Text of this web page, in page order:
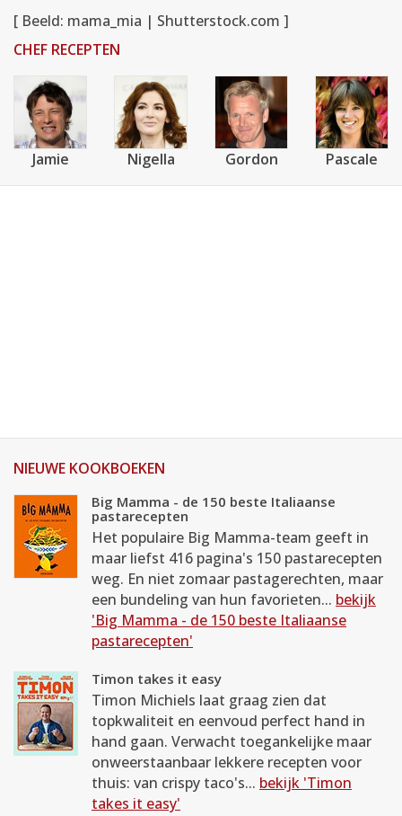
[ Beeld: mama_mia | Shutterstock.com ]
CHEF RECEPTEN
Jamie Nigella Gordon Pascale
NIEUWE KOOKBOEKEN
Big Mamma - de 150 beste Italiaanse
pastarecepten
Het populaire Big Mamma-team geeft in
maar liefst 416 pagina's 150 pastarecepten
weg. En niet zomaar pastagerechten, maar
een bundeling van hun favorieten... bekijk
'Big Mamma - de 150 beste Italiaanse
pastarecepten'
Timon takes it easy
Timon Michiels laat graag zien dat
topkwaliteit en eenvoud perfect hand in
hand gaan. Verwacht toegankelijke maar
onweerstaanbaar lekkere recepten voor
thuis: van crispy taco's... bekijk 'Timon
takes it easy'